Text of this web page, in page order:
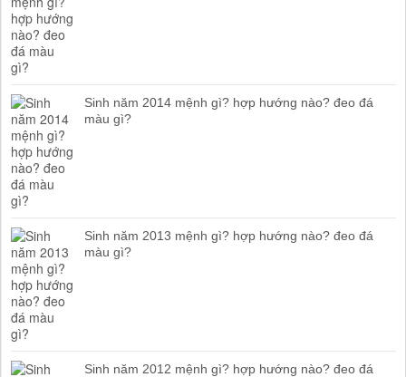
Sinh năm 2014 mệnh gì? hợp hướng nào? đeo đá
màu gì?
Sinh năm 2013 mệnh gì? hợp hướng nào? đeo đá
màu gì?
Sinh năm 2012 mệnh gì? hợp hướng nào? đeo đá